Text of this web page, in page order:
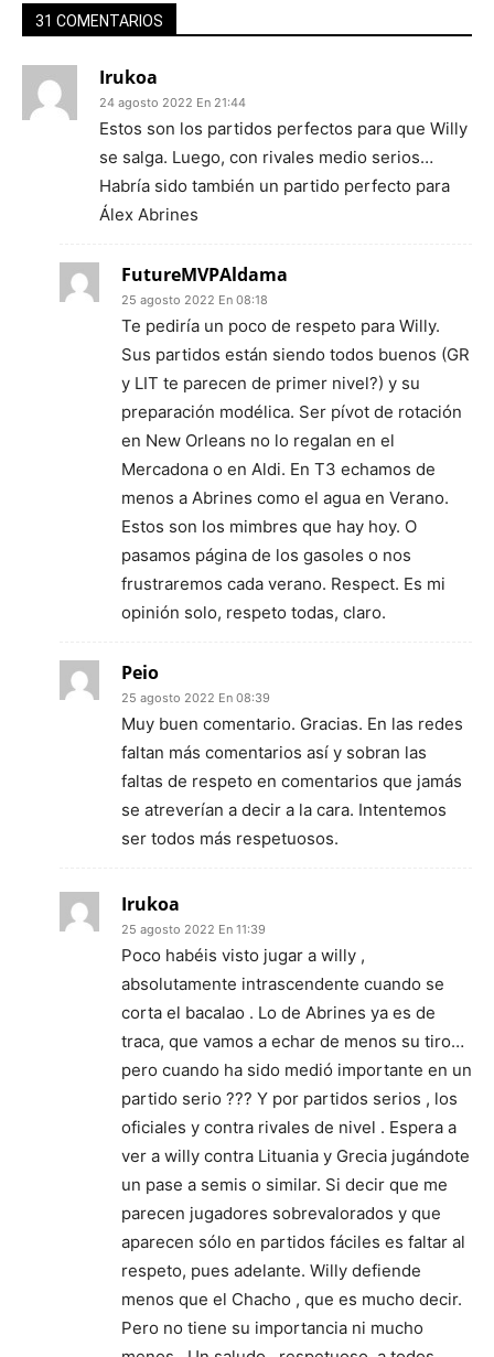
31 COMENTARIOS
Irukoa
24 agosto 2022 En 21:44
Estos son los partidos perfectos para que Willy
se salga. Luego, con rivales medio serios…
Habría sido también un partido perfecto para
Álex Abrines
FutureMVPAldama
25 agosto 2022 En 08:18
Te pediría un poco de respeto para Willy.
Sus partidos están siendo todos buenos (GR
y LIT te parecen de primer nivel?) y su
preparación modélica. Ser pívot de rotación
en New Orleans no lo regalan en el
Mercadona o en Aldi. En T3 echamos de
menos a Abrines como el agua en Verano.
Estos son los mimbres que hay hoy. O
pasamos página de los gasoles o nos
frustraremos cada verano. Respect. Es mi
opinión solo, respeto todas, claro.
Peio
25 agosto 2022 En 08:39
Muy buen comentario. Gracias. En las redes
faltan más comentarios así y sobran las
faltas de respeto en comentarios que jamás
se atreverían a decir a la cara. Intentemos
ser todos más respetuosos.
Irukoa
25 agosto 2022 En 11:39
Poco habéis visto jugar a willy ,
absolutamente intrascendente cuando se
corta el bacalao . Lo de Abrines ya es de
traca, que vamos a echar de menos su tiro…
pero cuando ha sido medió importante en un
partido serio ??? Y por partidos serios , los
oficiales y contra rivales de nivel . Espera a
ver a willy contra Lituania y Grecia jugándote
un pase a semis o similar. Si decir que me
parecen jugadores sobrevalorados y que
aparecen sólo en partidos fáciles es faltar al
respeto, pues adelante. Willy defiende
menos que el Chacho , que es mucho decir.
Pero no tiene su importancia ni mucho